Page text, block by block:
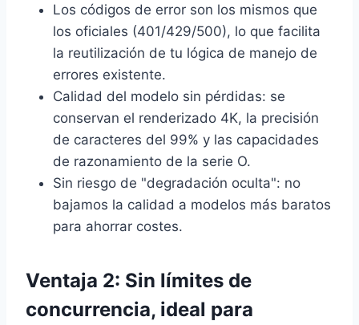
Los códigos de error son los mismos que
los oficiales (401/429/500), lo que facilita
la reutilización de tu lógica de manejo de
errores existente.
Calidad del modelo sin pérdidas: se
conservan el renderizado 4K, la precisión
de caracteres del 99% y las capacidades
de razonamiento de la serie O.
Sin riesgo de "degradación oculta": no
bajamos la calidad a modelos más baratos
para ahorrar costes.
Ventaja 2: Sin límites de
concurrencia, ideal para